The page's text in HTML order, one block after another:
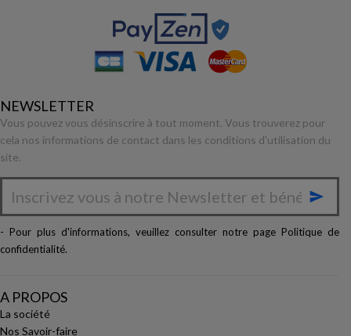
NEWSLETTER
Vous pouvez vous désinscrire à tout moment. Vous trouverez pour
cela nos informations de contact dans les conditions d'utilisation du
site.

- Pour plus d'informations, veuillez consulter notre page Politique de
confidentialité.
A PROPOS
La société
Nos Savoir-faire